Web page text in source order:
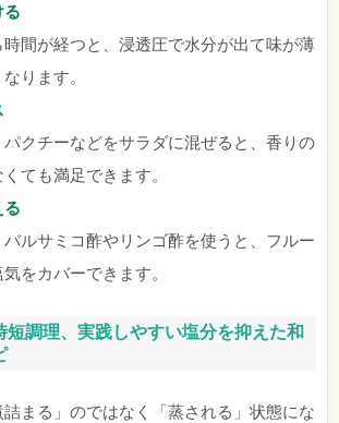
る
間が経つと、浸透圧で水分が出て味が薄
ります。
クチーなどをサラダに混ぜると、香りの
ても満足できます。
る
ルサミコ酢やリンゴ酢を使うと、フルー
をカバーできます。
短調理、実践しやすい塩分を抑えた和
まる」のではなく「蒸される」状態にな